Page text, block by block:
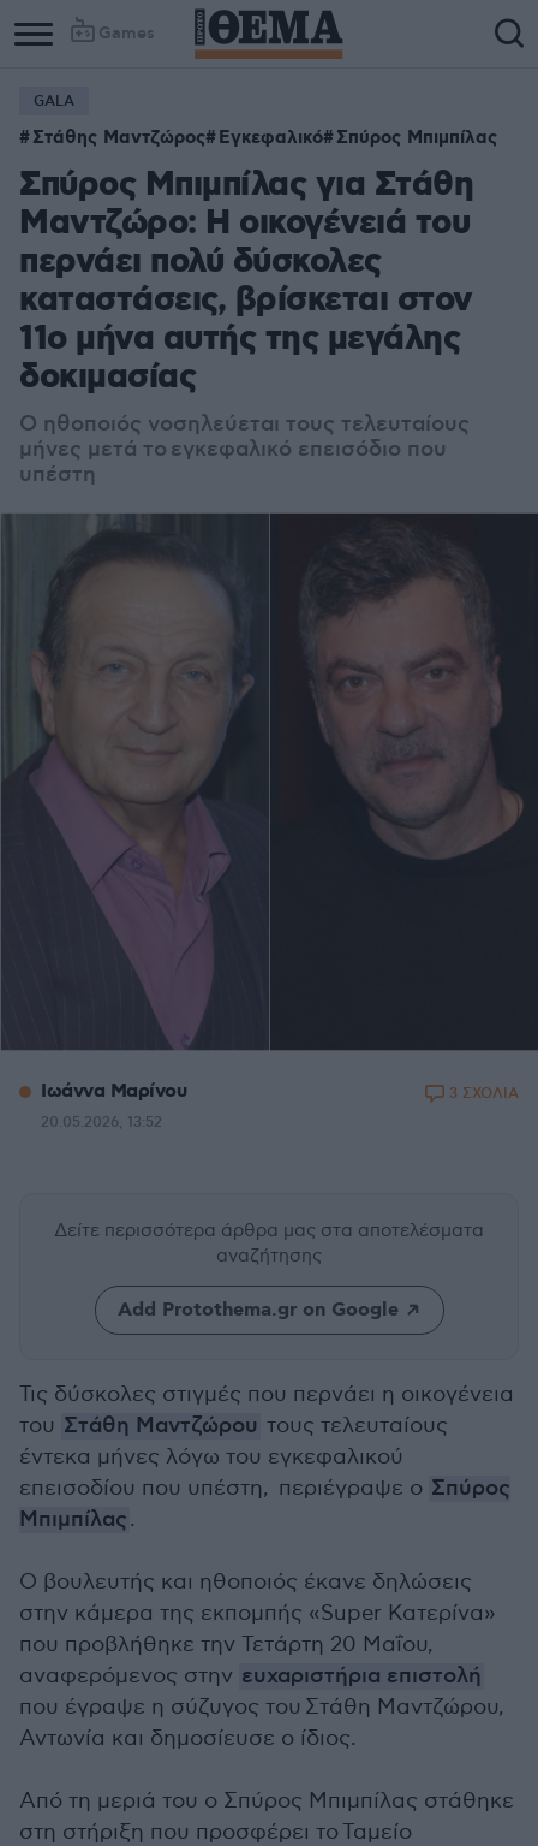
Games
GALA
Στάθης Μαντζώρος Εγκεφαλικό Σπύρος Μπιμπίλας
Σπύρος Μπιμπίλας για Στάθη
Μαντζώρο: Η οικογένειά του
περνάει πολύ δύσκολες
καταστάσεις, βρίσκεται στον
11ο μήνα αυτής της μεγάλης
δοκιμασίας
Ο ηθοποιός νοσηλεύεται τους τελευταίους
μήνες μετά το εγκεφαλικό επεισόδιο που
υπέστη
Ιωάννα Μαρίνου
20.05.2026, 13:52
3 ΣΧΟΛΙΑ
Δείτε περισσότερα άρθρα μας στα αποτελέσματα
αναζήτησης
Add Protothema.gr on Google
Τις δύσκολες στιγμές που περνάει η οικογένεια
του Στάθη Μαντζώρου τους τελευταίους
έντεκα μήνες λόγω του εγκεφαλικού
επεισοδίου που υπέστη, περιέγραψε ο Σπύρος
Μπιμπίλας.
Ο βουλευτής και ηθοποιός έκανε δηλώσεις
στην κάμερα της εκπομπής «Super Κατερίνα»
που προβλήθηκε την Τετάρτη 20 Μαΐου,
αναφερόμενος στην ευχαριστήρια επιστολή
που έγραψε η σύζυγος του Στάθη Μαντζώρου,
Αντωνία και δημοσίευσε ο ίδιος.
Από τη μεριά του ο Σπύρος Μπιμπίλας στάθηκε
στη στήριξη που προσφέρει το Ταμείο